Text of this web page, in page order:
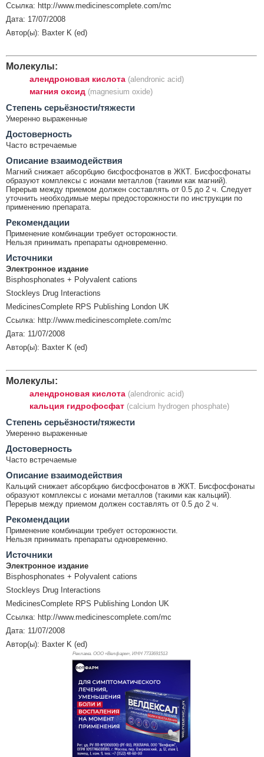
Ссылка: http://www.medicinescomplete.com/mc
Дата: 17/07/2008
Автор(ы): Baxter K (ed)
Молекулы:
алендроновая кислота (alendronic acid)
магния оксид (magnesium oxide)
Cтепень серьёзности/тяжести
Умеренно выраженные
Достоверность
Часто встречаемые
Описание взаимодействия
Магний снижает абсорбцию бисфосфонатов в ЖКТ. Бисфосфонаты
образуют комплексы с ионами металлов (такими как магний).
Перерыв между приемом должен составлять от 0.5 до 2 ч. Следует
уточнить необходимые меры предосторожности по инструкции по
применению препарата.
Рекомендации
Применение комбинации требует осторожности.
Нельзя принимать препараты одновременно.
Источники
Электронное издание
Bisphosphonates + Polyvalent cations
Stockleys Drug Interactions
MedicinesComplete RPS Publishing London UK
Ссылка: http://www.medicinescomplete.com/mc
Дата: 11/07/2008
Автор(ы): Baxter K (ed)
Молекулы:
алендроновая кислота (alendronic acid)
кальция гидрофосфат (calcium hydrogen phosphate)
Cтепень серьёзности/тяжести
Умеренно выраженные
Достоверность
Часто встречаемые
Описание взаимодействия
Кальций снижает абсорбцию бисфосфонатов в ЖКТ. Бисфосфонаты
образуют комплексы с ионами металлов (такими как кальций).
Перерыв между приемом должен составлять от 0.5 до 2 ч.
Рекомендации
Применение комбинации требует осторожности.
Нельзя принимать препараты одновременно.
Источники
Электронное издание
Bisphosphonates + Polyvalent cations
Stockleys Drug Interactions
MedicinesComplete RPS Publishing London UK
Ссылка: http://www.medicinescomplete.com/mc
Дата: 11/07/2008
Автор(ы): Baxter K (ed)
Реклама. ООО «Велфарм», ИНН 7733691513